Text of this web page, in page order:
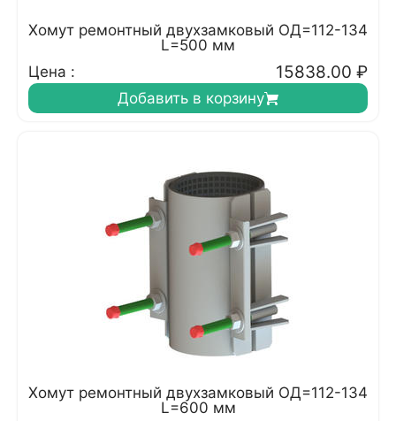
Хомут ремонтный двухзамковый ОД=112-134
L=500 мм
Цена :
15838.00 ₽
Добавить в корзину
Хомут ремонтный двухзамковый ОД=112-134
L=600 мм